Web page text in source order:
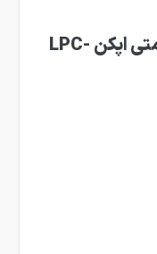
مشخصات فنی خط کش مقاومتی اپکن LPC-